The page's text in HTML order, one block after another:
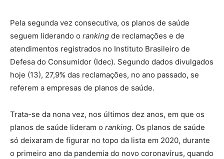
Pela segunda vez consecutiva, os planos de saúde
seguem liderando o ranking de reclamações e de
atendimentos registrados no Instituto Brasileiro de
Defesa do Consumidor (Idec). Segundo dados divulgados
hoje (13), 27,9% das reclamações, no ano passado, se
referem a empresas de planos de saúde.
Trata-se da nona vez, nos últimos dez anos, em que os
planos de saúde lideram o ranking. Os planos de saúde
só deixaram de figurar no topo da lista em 2020, durante
o primeiro ano da pandemia do novo coronavírus, quando